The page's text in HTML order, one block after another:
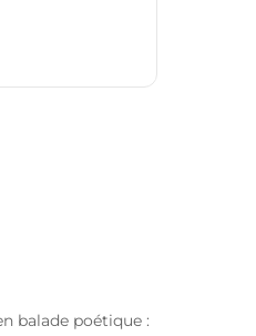
balade poétique :